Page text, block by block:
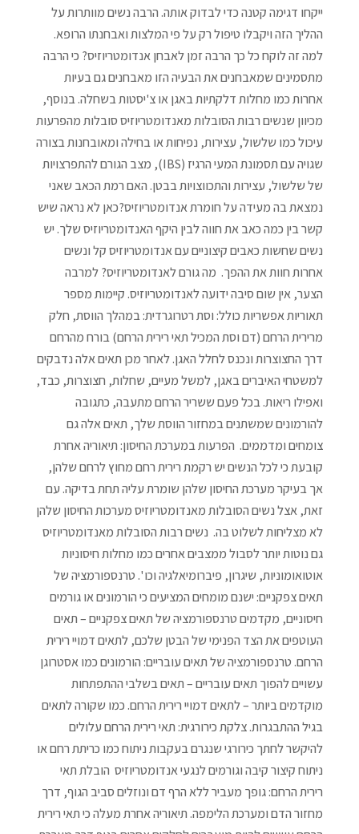
ייקחו דגימה קטנה כדי לבדוק אותה. הרבה נשים מוותרות על
ההליך הזה ויקבלו טיפול רק על פי המלצות ואבחנתו הרופא.
למה זה לוקח כל כך הרבה זמן לאבחן אנדומטריוזיס? כי הרבה
מתסמינים שמאבחנים את הבעיה הזו מאבחנים גם בעיות
אחרות כמו מחלות דלקתיות באגן או צ'יסטות בשחלה. בנוסף,
מכיוון שנשים רבות הסובלות מאנדומטריוזיס סובלות מהפרעות
עיכול כמו שלשול, עצירות, נפיחות או בחילה ומאובחנות בצורה
שגויה עם תסמונת המעי הרגיז (IBS), מצב הגורם להתפרצויות
של שלשול, עצירות והתכווצויות בבטן. האם רמת הכאב שאני
נמצאת בה מעידה על חומרת אנדומטריוזיס?כאן לא נראה שיש
קשר בין כמה כאב את חווה לבין היקף האנדומטריוזיס שלך. יש
נשים שחשות כאבים קיצוניים עם אנדומטריוזיס קל ונשים
אחרות חוות את ההפך. מה גורם לאנדומטריוזיס? למרבה
הצער, אין שום סיבה ידועה לאנדומטריוזיס. קיימות מספר
תאוריות אפשריות כולל: וסת רטרוגרדית: במהלך הווסת, חלק
מרירית הרחם (דם וסת המכיל תאי רירית הרחם) בורח מהרחם
דרך החצוצרות ונכנס לחלל האגן. לאחר מכן תאים אלה נדבקים
למשטחי האיברים באגן, למשל מעיים, שחלות, חצוצרות, כבד,
ואפילו ריאות. בכל פעם ששריר הרחם מתעבה, כתגובה
להורמונים שמשתנים במחזור הווסת שלך, תאים אלה גם
צומחים ומדממים. הפרעות במערכת החיסון: תיאוריה אחרת
קובעת כי לכל הנשים יש רקמת רירית רחם מחוץ לרחם שלהן,
אך בעיקר מערכת החיסון שלהן שומרת עליה תחת בדיקה. עם
זאת, אצל נשים הסובלות מאנדומטריוזיס מערכות החיסון שלהן
לא מצליחות לשלוט בה. נשים רבות הסובלות מאנדומטריוזיס
גם נוטות יותר לסבול ממצבים אחרים כמו מחלות חיסוניות
אוטואומוניות, שיגרון, פיברומיאלגיה וכו '. טרנספורמציה של
תאים צפקניים: ישנם מומחים המציעים כי הורמונים או גורמים
חיסוניים, מקדמים טרנספורמציה של תאים צפקניים – תאים
העוטפים את הצד הפנימי של הבטן שלכם, לתאים דמויי רירית
הרחם. טרנספורמציה של תאים עובריים: הורמונים כמו אסטרוגן
עשויים להפוך תאים עובריים – תאים בשלבי ההתפתחות
מוקדמים ביותר – לתאים דמויי רירית הרחם. כמו שקורה לתאים
בגיל ההתבגרות. צלקת כירורגית: תאי רירית הרחם עלולים
להיקשר לחתך כירורגי שנגרם בעקבות ניתוח כמו כריתת רחם או
ניתוח קיצור קיבה וגורמים לנגעי אנדומטריוזיס הובלת תאי
רירית הרחם: גופך מעביר ללא הרף דם ונוזלים סביב הגוף, דרך
מחזור הדם ומערכת הלימפה. תיאוריה אחרת מעלה כי תאי רירית